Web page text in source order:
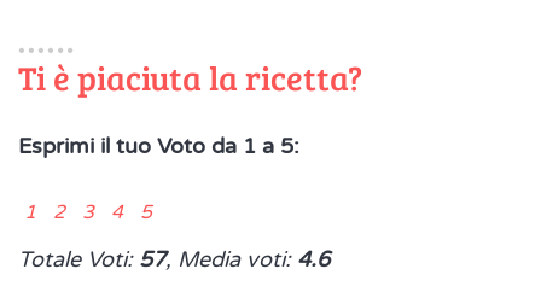
Ti è piaciuta la ricetta?
Esprimi il tuo Voto da 1 a 5:
1 2 3 4 5
Totale Voti: 57, Media voti: 4.6